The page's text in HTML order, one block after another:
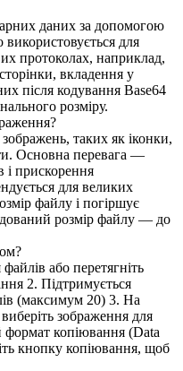
даних за допомогою
для
протоколах, наприклад,
вкладення у
після кодування Base64
розміру.
таких як іконки,
Основна перевага —
і прискорення
для великих
файлу і погіршує
розмір файлу — до
або перетягніть
2. Підтримується
(максимум 20) 3. На
виберіть зображення для
формат копіювання (Data
кнопку копіювання, щоб